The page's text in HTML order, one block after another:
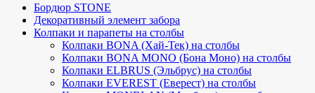
Бордюр STONE
Декоративный элемент забора
Колпаки и парапеты на столбы
Колпаки BONA (Хай-Тек) на столбы
Колпаки BONA MONO (Бона Моно) на столбы
Колпаки ELBRUS (Эльбрус) на столбы
Колпаки EVEREST (Еверест) на столбы